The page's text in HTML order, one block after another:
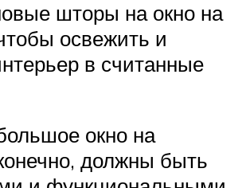
шторы на окно на
освежить и
в считанные
окно на
должны быть